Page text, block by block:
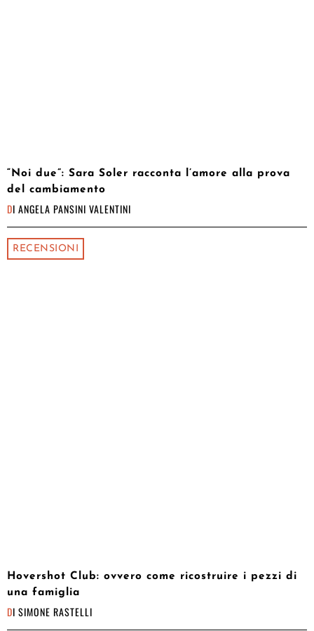
“Noi due”: Sara Soler racconta l’amore alla prova
del cambiamento
DI ANGELA PANSINI VALENTINI
RECENSIONI
Hovershot Club: ovvero come ricostruire i pezzi di
una famiglia
DI SIMONE RASTELLI